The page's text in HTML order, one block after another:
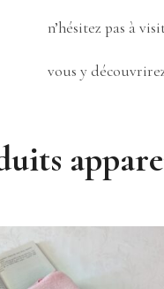
n’hésitez pas à
vous y